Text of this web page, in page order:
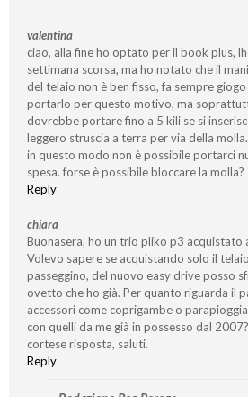
valentina
ciao, alla fine ho optato per il book plus,
settimana scorsa, ma ho notato che il
del telaio non è ben fisso, fa sempre
portarlo per questo motivo, ma
dovrebbe portare fino a 5 kili se si
leggero struscia a terra per via della
in questo modo non è possibile portarci
spesa. forse è possibile bloccare la molla?
Reply
chiara
Buonasera, ho un trio pliko p3 acquistato
Volevo sapere se acquistando solo il
passeggino, del nuovo easy drive posso
ovetto che ho già. Per quanto riguarda il
accessori come coprigambe o
con quelli da me già in possesso dal
cortese risposta, saluti.
Reply